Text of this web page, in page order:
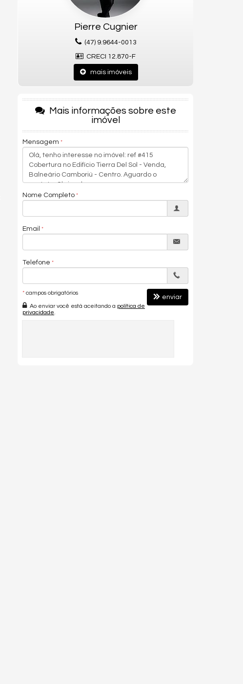
Pierre Cugnier
(47) 9.9644-0013
CRECI 12.870-F
mais imóveis
Mais informações sobre este
imóvel
Mensagem
Nome Completo
Email
Telefone
* campos obrigatórios
Ao enviar você está aceitando a política de
privacidade
enviar